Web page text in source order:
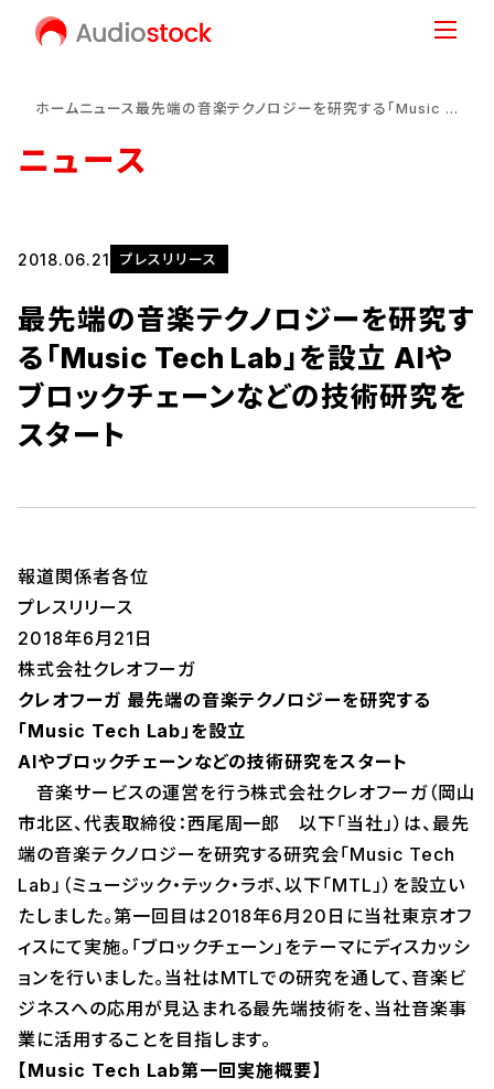
ホームニュース 最先端の音楽テクノロジーを研究する「Music Tech Lab」を設立 AIやブロックチェーンなどの技術研究をスタート
ニュース
2018.06.21 プレスリリース
最先端の音楽テクノロジーを研究す
る「Music Tech Lab」を設立 AIや
ブロックチェーンなどの技術研究を
スタート
報道関係者各位
プレスリリース
2018年6月21日
株式会社クレオフーガ
クレオフーガ 最先端の音楽テクノロジーを研究する
「Music Tech Lab」を設立
AIやブロックチェーンなどの技術研究をスタート
音楽サービスの運営を行う株式会社クレオフーガ（岡山
市北区、代表取締役：西尾周一郎 以下「当社」）は、最先
端の音楽テクノロジーを研究する研究会「Music Tech
Lab」（ミュージック・テック・ラボ、以下「MTL」）を設立い
たしました。第一回目は2018年6月20日に当社東京オフ
ィスにて実施。「ブロックチェーン」をテーマにディスカッシ
ョンを行いました。当社はMTLでの研究を通して、音楽ビ
ジネスへの応用が見込まれる最先端技術を、当社音楽事
業に活用することを目指します。
【Music Tech Lab第一回実施概要】